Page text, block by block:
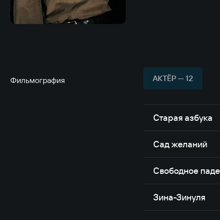
Фильмография АКТЁР — 12
Старая азбука
Сад желаний
Свободное
Зина-Зинуля